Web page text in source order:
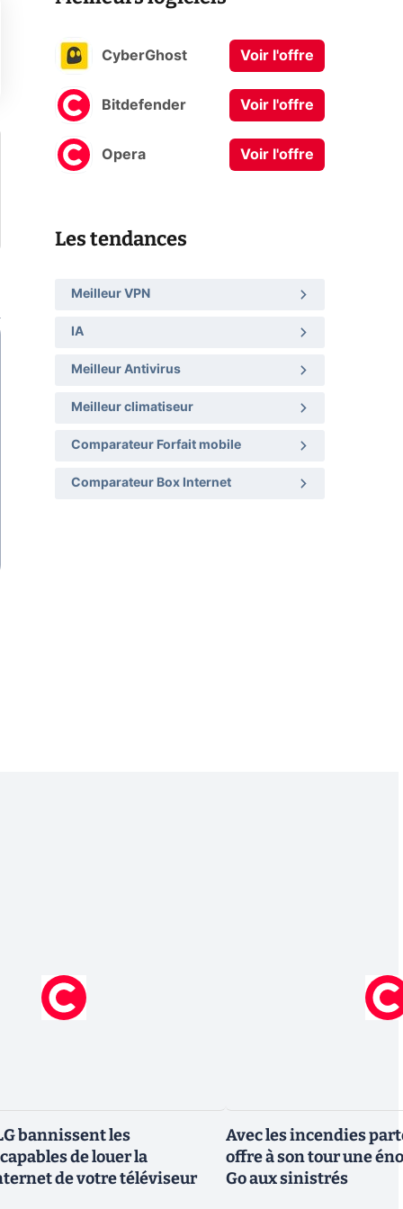
CyberGhost Voir l'offre
Bitdefender Voir l'offre
Opera Voir l'offre
Les tendances
Meilleur VPN
IA
Meilleur Antivirus
Meilleur climatiseur
Comparateur Forfait mobile
Comparateur Box Internet
bannissent les
de louer la
de votre téléviseur
Avec les incendies
offre à son tour une
Go aux sinistrés